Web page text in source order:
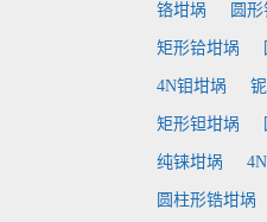
铬坩埚 圆
矩形铪坩埚
4N钼坩埚
矩形钽坩埚
纯铼坩埚
圆柱形锆坩埚